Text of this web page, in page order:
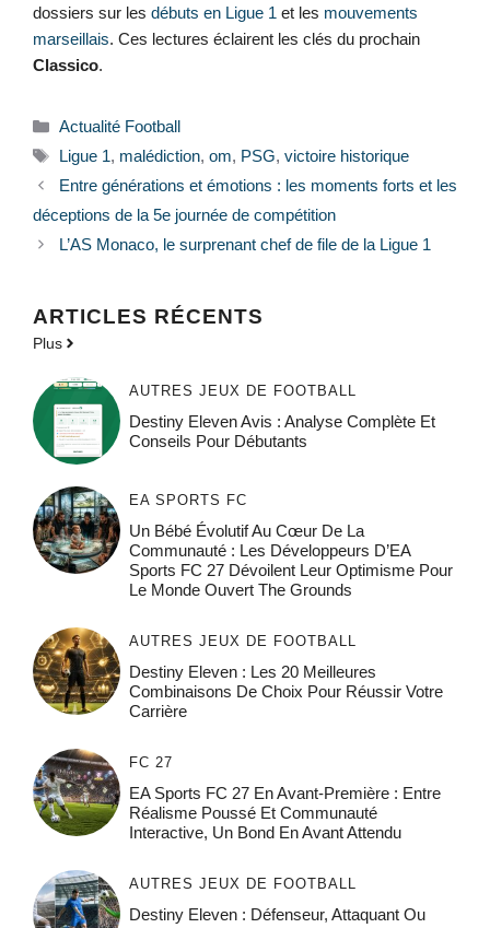
dossiers sur les débuts en Ligue 1 et les mouvements
marseillais. Ces lectures éclairent les clés du prochain
Classico.
Catégories
Actualité Football
Étiquettes
Ligue 1, malédiction, om, PSG, victoire historique
Entre générations et émotions : les moments forts et les
déceptions de la 5e journée de compétition
L’AS Monaco, le surprenant chef de file de la Ligue 1
ARTICLES RÉCENTS
Plus
AUTRES JEUX DE FOOTBALL
Destiny Eleven Avis : Analyse Complète Et
Conseils Pour Débutants
EA SPORTS FC
Un Bébé Évolutif Au Cœur De La
Communauté : Les Développeurs D’EA
Sports FC 27 Dévoilent Leur Optimisme Pour
Le Monde Ouvert The Grounds
AUTRES JEUX DE FOOTBALL
Destiny Eleven : Les 20 Meilleures
Combinaisons De Choix Pour Réussir Votre
Carrière
FC 27
EA Sports FC 27 En Avant-Première : Entre
Réalisme Poussé Et Communauté
Interactive, Un Bond En Avant Attendu
AUTRES JEUX DE FOOTBALL
Destiny Eleven : Défenseur, Attaquant Ou